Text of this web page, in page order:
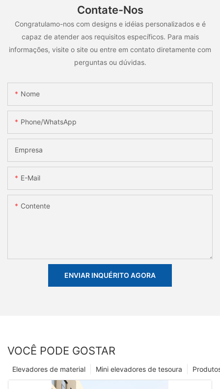
Contate-Nos
Congratulamo-nos com designs e idéias personalizados e é
capaz de atender aos requisitos específicos. Para mais
informações, visite o site ou entre em contato diretamente com
perguntas ou dúvidas.
Nome
Phone/whatsApp
Empresa
E-Mail
Contente
ENVIAR INQUÉRITO AGORA
VOCÊ PODE GOSTAR
Mini elevadores de tesoura
Elevadores de material